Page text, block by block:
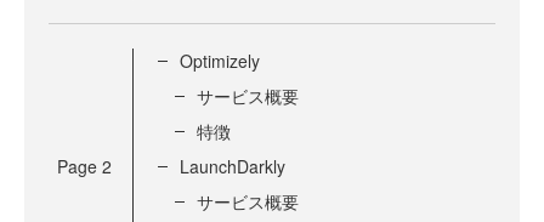
Page 2
Optimizely
サービス概要
特徴
LaunchDarkly
サービス概要